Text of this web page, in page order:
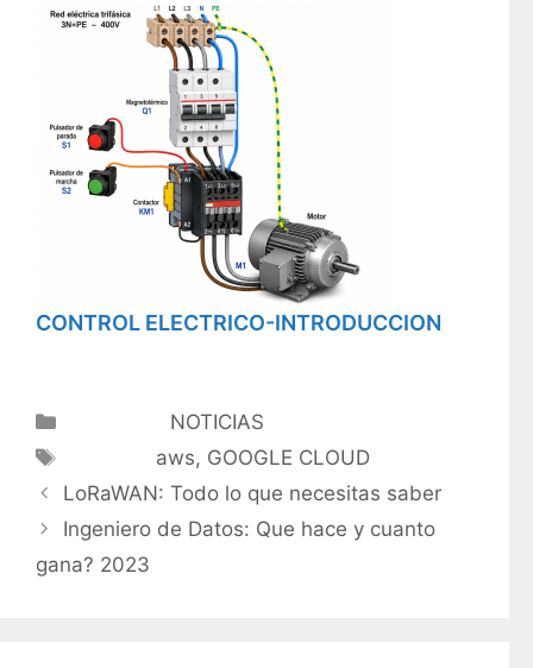
CONTROL ELECTRICO-INTRODUCCION
CategoríasNOTICIAS
Etiquetasaws, GOOGLE CLOUD
LoRaWAN: Todo lo que necesitas saber
Ingeniero de Datos: Que hace y cuanto
gana? 2023